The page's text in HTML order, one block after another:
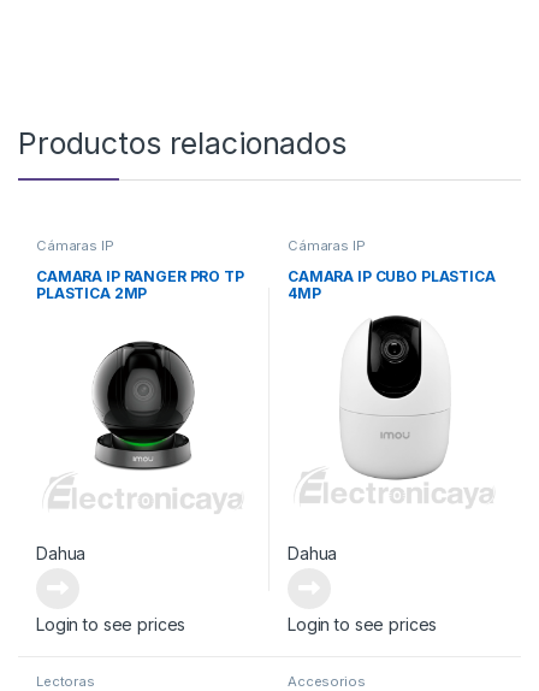
Productos relacionados
Cámaras IP
CAMARA IP RANGER PRO TP
PLASTICA 2MP
Dahua
Login to see prices
Cámaras IP
CAMARA IP CUBO PLASTICA
4MP
Dahua
Login to see prices
Lectoras Accesorios